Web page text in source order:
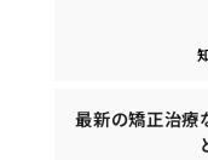
最新の矯正治療